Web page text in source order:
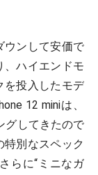
ウンして安価で
、ハイエンドモ
を投入したモデ
12 miniは、
グしてきたので
別なスペック
らに“ミニなガ